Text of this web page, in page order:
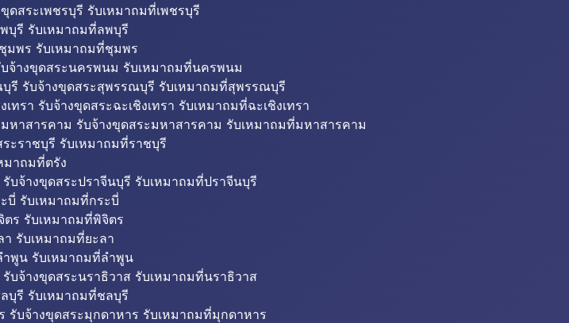
ดสระเพชรบุรี รับเหมาถมที่เพชรบุรี
บุรี รับเหมาถมที่ลพบุรี
มพร รับเหมาถมที่ชุมพร
จ้างขุดสระนครพนม รับเหมาถมที่นครพนม
รี รับจ้างขุดสระสุพรรณบุรี รับเหมาถมที่สุพรรณบุรี
ทรา รับจ้างขุดสระฉะเชิงเทรา รับเหมาถมที่ฉะเชิงเทรา
าสารคาม รับจ้างขุดสระมหาสารคาม รับเหมาถมที่มหาสารคาม
ะราชบุรี รับเหมาถมที่ราชบุรี
มาถมที่ตรัง
บจ้างขุดสระปราจีนบุรี รับเหมาถมที่ปราจีนบุรี
บี่ รับเหมาถมที่กระบี่
ตร รับเหมาถมที่พิจิตร
า รับเหมาถมที่ยะลา
ำพูน รับเหมาถมที่ลำพูน
บจ้างขุดสระนราธิวาส รับเหมาถมที่นราธิวาส
บุรี รับเหมาถมที่ชลบุรี
รับจ้างขุดสระมุกดาหาร รับเหมาถมที่มุกดาหาร